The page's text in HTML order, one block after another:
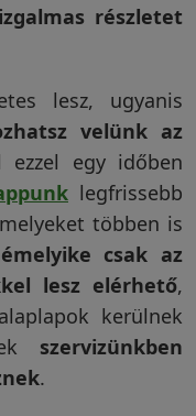
részletet
lesz, ugyanis
velünk az
ezzel egy időben
legfrissebb
többen is
csak az
lesz elérhető,
kerülnek
szervizünkben
.